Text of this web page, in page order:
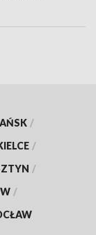
/
/
/
/